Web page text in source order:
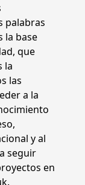
palabras
la base
que
la
las
a la
y al
seguir
en